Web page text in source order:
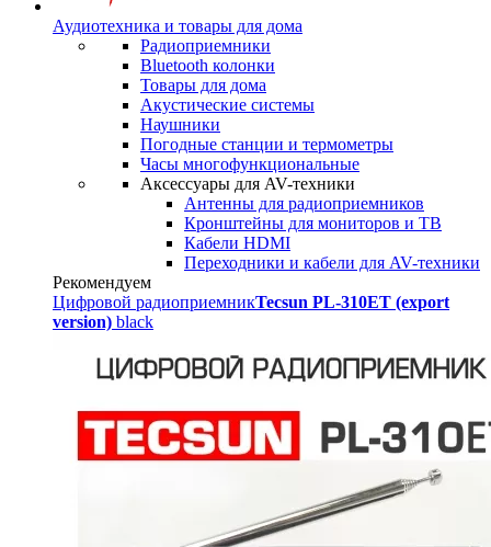
Аудиотехника и товары для дома
Радиоприемники
Bluetooth колонки
Товары для дома
Акустические системы
Наушники
Погодные станции и термометры
Часы многофункциональные
Аксессуары для AV-техники
Антенны для радиоприемников
Кронштейны для мониторов и ТВ
Кабели HDMI
Переходники и кабели для AV-техники
Рекомендуем
Цифровой радиоприемникTecsun PL-310ET (export
version) black